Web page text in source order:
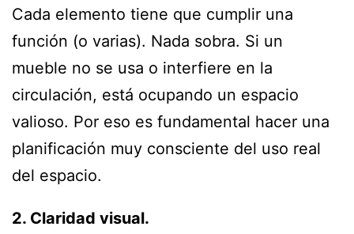
Cada elemento tiene que cumplir una
función (o varias). Nada sobra. Si un
mueble no se usa o interfiere en la
circulación, está ocupando un espacio
valioso. Por eso es fundamental hacer una
planificación muy consciente del uso real
del espacio.
2. Claridad visual.